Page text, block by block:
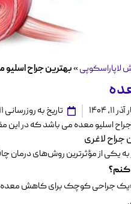
لاپاراسکوپی»بهترین جراح اسلیو
آذر ۱۱, ۱۴۰۴ تاریخ به روزرسانی ۱۱ آذر ۱۴۰۴
اسلیو معده می باشد که در این
جراح لاغری
به یکی از مؤثرترین روش‌های
کنم؟
جراحی کوچک برای کاهش